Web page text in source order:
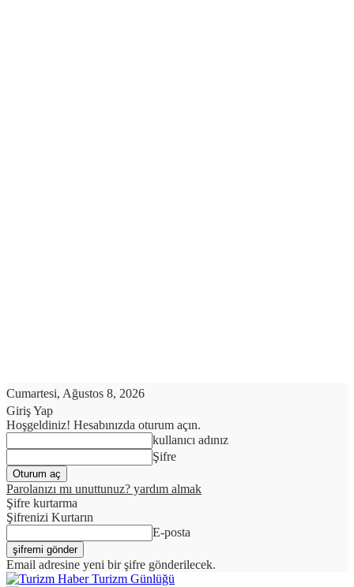
Cumartesi, Ağustos 8, 2026
Giriş Yap
Hoşgeldiniz! Hesabınızda oturum açın.
kullanıcı adınız
Şifre
Parolanızı mı unuttunuz? yardım almak
Şifre kurtarma
Şifrenizi Kurtarın
E-posta
Email adresine yeni bir şifre gönderilecek.
Turizm Günlüğü